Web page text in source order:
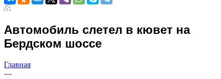
Автомобиль слетел в кювет на
Бердском шоссе
Главная
—